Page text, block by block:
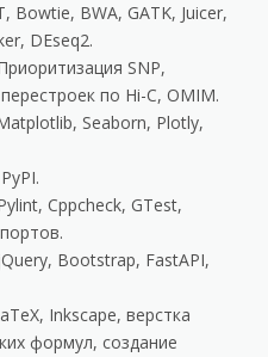
Bowtie, BWA, GATK, Juicer,
DEseq2.
SNP,
по Hi-C, OMIM.
Seaborn, Plotly,
Cppcheck, GTest,
Bootstrap, FastAPI,
Inkscape, верстка
формул, создание